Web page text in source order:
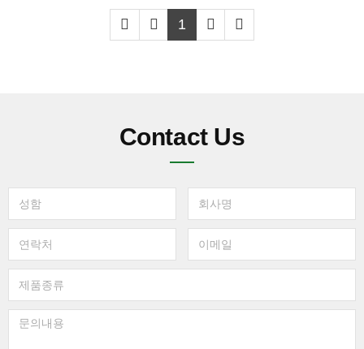
1
Contact Us
성
함
회
사
명
연
락
처
이
메
일
제
품
종
류
문
의